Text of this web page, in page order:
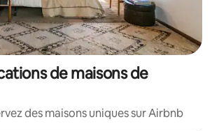
de maisons de
des maisons uniques sur Airbnb